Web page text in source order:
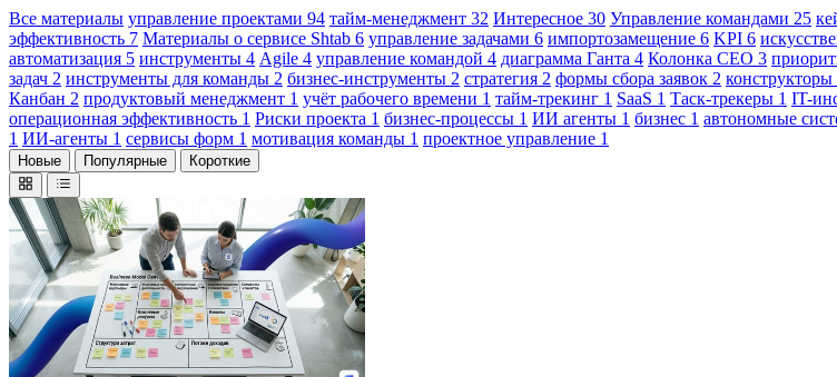
Все материалы управление проектами 94 тайм-менеджмент 32 Интересное 30 Управление командами 25
эффективность 7 Материалы о сервисе Shtab 6 управление задачами 6 импортозамещение 6 KPI 6
автоматизация 5 инструменты 4 Agile 4 управление командой 4 диаграмма Ганта 4 Колонка CEO 3
задач 2 инструменты для команды 2 бизнес-инструменты 2 стратегия 2 формы сбора заявок 2
Канбан 2 продуктовый менеджмент 1 учёт рабочего времени 1 тайм-трекинг 1 SaaS 1 Таск-трекеры 1 IT-
операционная эффективность 1 Риски проекта 1 бизнес-процессы 1 ИИ агенты 1 бизнес 1 автономные
1 ИИ-агенты 1 сервисы форм 1 мотивация команды 1 проектное управление 1
Новые Популярные Короткие